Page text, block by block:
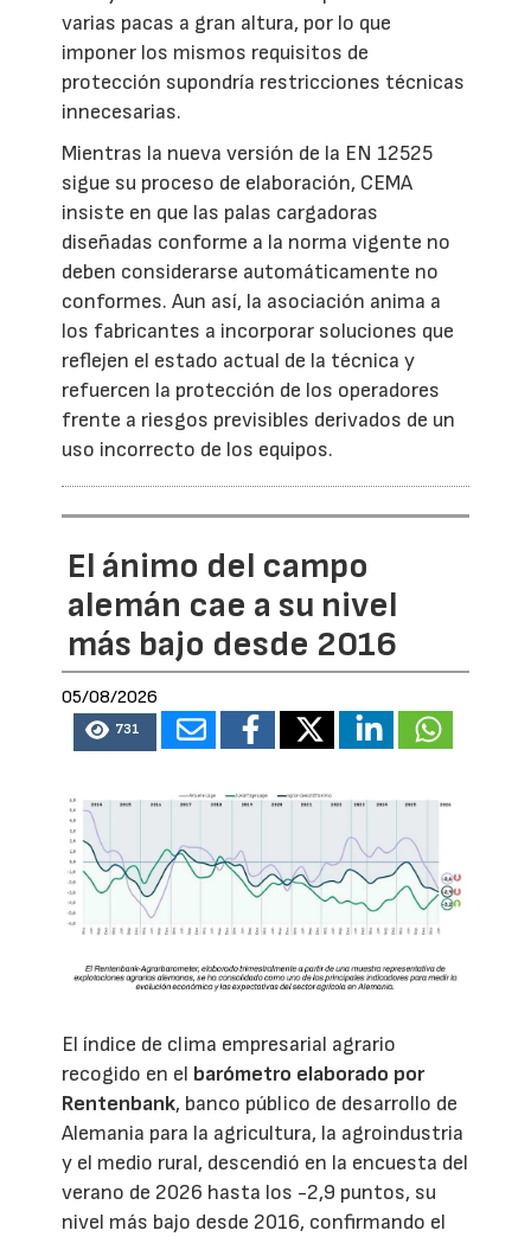
varias pacas a gran altura, por lo que
imponer los mismos requisitos de
protección supondría restricciones técnicas
innecesarias.
Mientras la nueva versión de la EN 12525
sigue su proceso de elaboración, CEMA
insiste en que las palas cargadoras
diseñadas conforme a la norma vigente no
deben considerarse automáticamente no
conformes. Aun así, la asociación anima a
los fabricantes a incorporar soluciones que
reflejen el estado actual de la técnica y
refuercen la protección de los operadores
frente a riesgos previsibles derivados de un
uso incorrecto de los equipos.
El ánimo del campo
alemán cae a su nivel
más bajo desde 2016
05/08/2026
731
El índice de clima empresarial agrario
recogido en el barómetro elaborado por
Rentenbank, banco público de desarrollo de
Alemania para la agricultura, la agroindustria
y el medio rural, descendió en la encuesta del
verano de 2026 hasta los -2,9 puntos, su
nivel más bajo desde 2016, confirmando el